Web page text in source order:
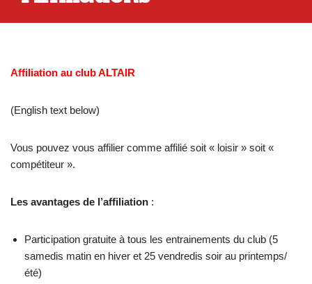
Affiliation au club ALTAIR
(English text below)
Vous pouvez vous affilier comme affilié soit « loisir » soit «
compétiteur ».
Les avantages de l’affiliation :
Participation gratuite à tous les entrainements du club (5
samedis matin en hiver et 25 vendredis soir au printemps/
été)